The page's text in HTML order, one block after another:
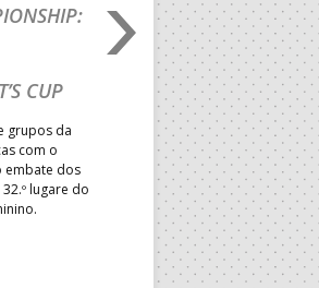
CUP
grupos da
com o
embate dos
lugare do
IHF W18 WORLD
JOÃO VAREJÃO
CURSO
TREINADORES NA
Treinador português João
integrado na EHF Experts
preletores convidados pela
de Andebol, em Pitești,
de 400 treinadores.